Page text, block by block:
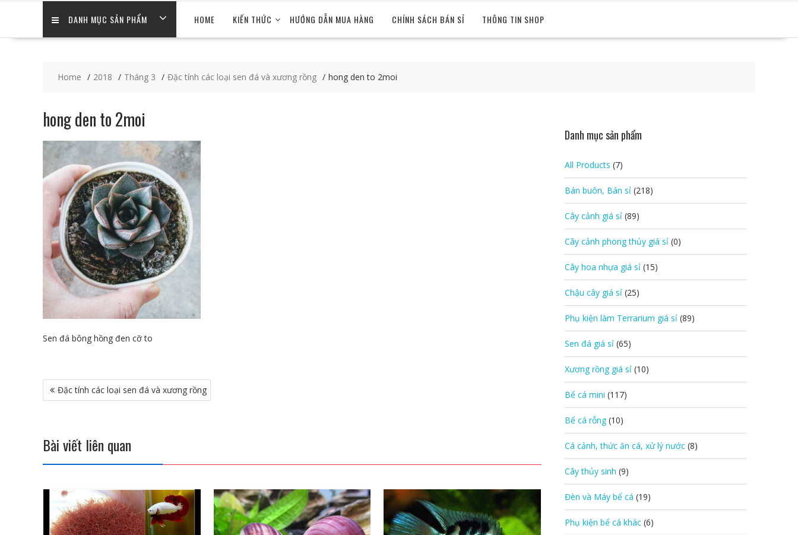
DANH MỤC SẢN PHẨM HOME KIẾN THỨC HƯỚNG DẪN MUA HÀNG CHÍNH SÁCH BÁN SỈ THÔNG TIN SHOP
Home 2018 Tháng 3 Đặc tính các loại sen đá và xương rồng hong den to 2moi
hong den to 2moi
Sen đá bông hồng đen cỡ to
Điều
hướng
Đặc tính các loại sen đá và xương rồng
Bài viết liên quan
Danh mục sản phẩm
All Products (7)
Bán buôn, Bán sỉ (218)
Cây cảnh giá sỉ (89)
Cây cảnh phong thủy giá sỉ (0)
Cây hoa nhựa giá sỉ (15)
Chậu cây giá sỉ (25)
Phụ kiện làm Terrarium giá sỉ (89)
Sen đá giá sỉ (65)
Xương rồng giá sỉ (10)
Bể cá mini (117)
Bể cá rỗng (10)
Cá cảnh, thức ăn cá, xử lý nước (8)
Cây thủy sinh (9)
Đèn và Máy bể cá (19)
Phụ kiện bể cá khác (6)